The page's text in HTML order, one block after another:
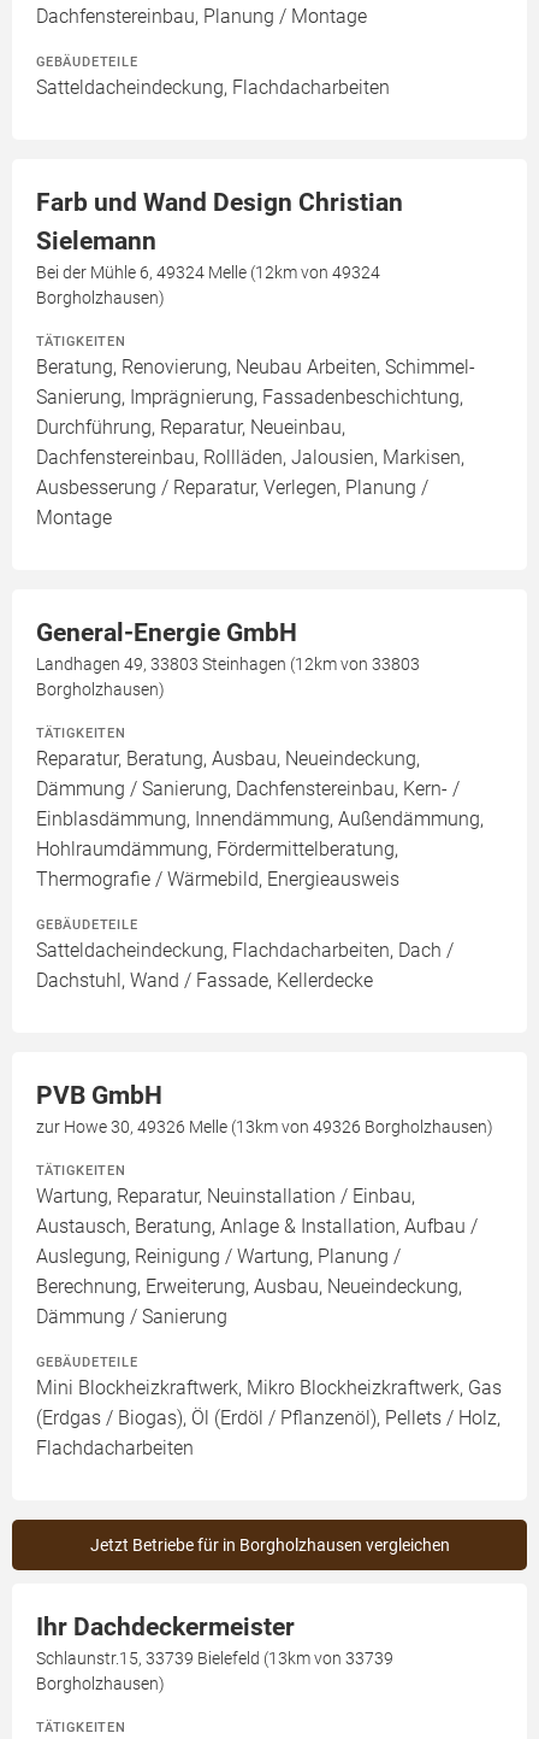
Dachfenstereinbau, Planung / Montage
GEBÄUDETEILE
Satteldacheindeckung, Flachdacharbeiten
Farb und Wand Design Christian
Sielemann
Bei der Mühle 6, 49324 Melle (12km von 49324
Borgholzhausen)
TÄTIGKEITEN
Beratung, Renovierung, Neubau Arbeiten, Schimmel-
Sanierung, Imprägnierung, Fassadenbeschichtung,
Durchführung, Reparatur, Neueinbau,
Dachfenstereinbau, Rollläden, Jalousien, Markisen,
Ausbesserung / Reparatur, Verlegen, Planung /
Montage
General-Energie GmbH
Landhagen 49, 33803 Steinhagen (12km von 33803
Borgholzhausen)
TÄTIGKEITEN
Reparatur, Beratung, Ausbau, Neueindeckung,
Dämmung / Sanierung, Dachfenstereinbau, Kern- /
Einblasdämmung, Innendämmung, Außendämmung,
Hohlraumdämmung, Fördermittelberatung,
Thermografie / Wärmebild, Energieausweis
GEBÄUDETEILE
Satteldacheindeckung, Flachdacharbeiten, Dach /
Dachstuhl, Wand / Fassade, Kellerdecke
PVB GmbH
zur Howe 30, 49326 Melle (13km von 49326 Borgholzhausen)
TÄTIGKEITEN
Wartung, Reparatur, Neuinstallation / Einbau,
Austausch, Beratung, Anlage & Installation, Aufbau /
Auslegung, Reinigung / Wartung, Planung /
Berechnung, Erweiterung, Ausbau, Neueindeckung,
Dämmung / Sanierung
GEBÄUDETEILE
Mini Blockheizkraftwerk, Mikro Blockheizkraftwerk, Gas
(Erdgas / Biogas), Öl (Erdöl / Pflanzenöl), Pellets / Holz,
Flachdacharbeiten
Jetzt Betriebe für in Borgholzhausen vergleichen
Ihr Dachdeckermeister
Schlaunstr.15, 33739 Bielefeld (13km von 33739
Borgholzhausen)
TÄTIGKEITEN